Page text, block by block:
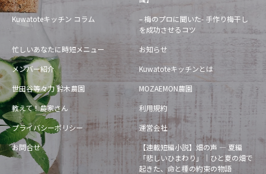
Kuwatoteキッチン コラム
– 梅のプロに聞いた- 手作り梅干し
を成功させるコツ
忙しいあなたに時短メニュー
お知らせ
メンバー紹介
Kuwatoteキッチンとは
世田谷等々力 鈴木農園
MOZAEMON農園
教えて！農家さん
利用規約
プライバシーポリシー
運営会社
お問合せ
【連載短編小説】畑の声 — 夏編
「悲しいひまわり」｜ひと夏の畑で
起きた、命と種の約束の物語